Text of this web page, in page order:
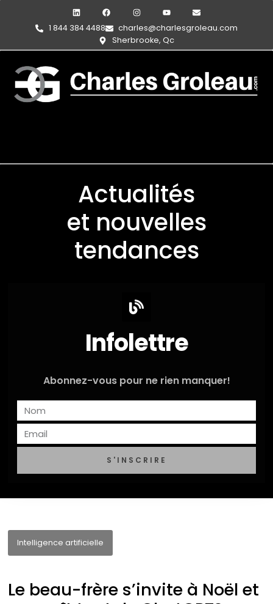
1 844 384 4488
charles@charlesgroleau.com
Sherbrooke, Qc
Actualités
et nouvelles
tendances
Infolettre
Abonnez-vous pour ne rien manquer!
S'INSCRIRE
Intelligence artificielle
Le beau-frère s’invite à Noël et